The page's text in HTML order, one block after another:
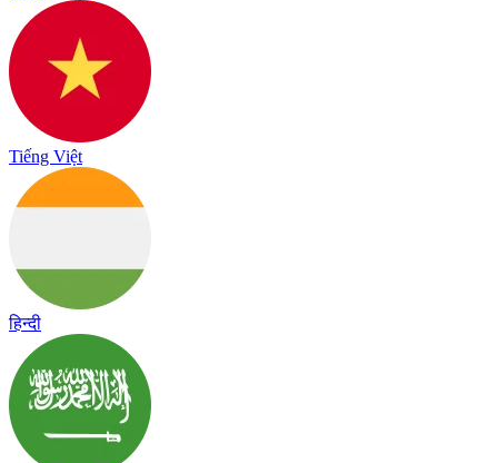
Tiếng Việt
हिन्दी